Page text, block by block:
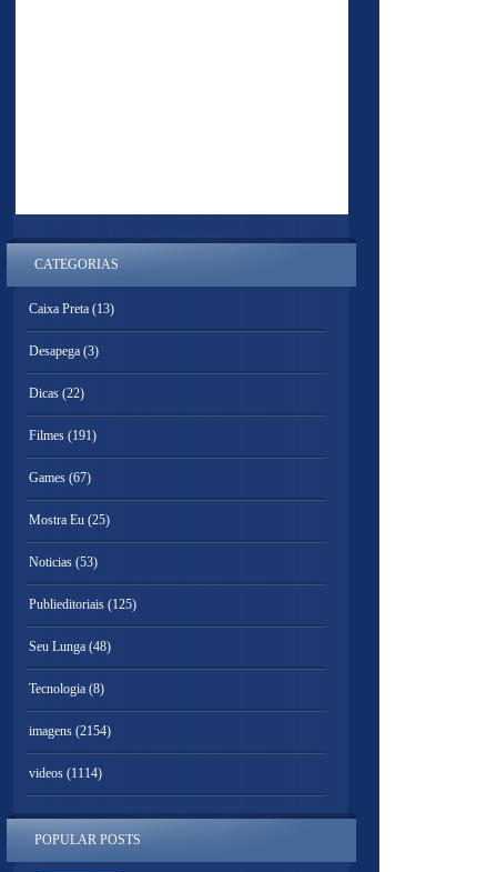
CATEGORIAS
Caixa Preta (13)
Desapega (3)
Dicas (22)
Filmes (191)
Games (67)
Mostra Eu (25)
Noticias (53)
Publieditoriais (125)
Seu Lunga (48)
Tecnologia (8)
imagens (2154)
videos (1114)
POPULAR POSTS